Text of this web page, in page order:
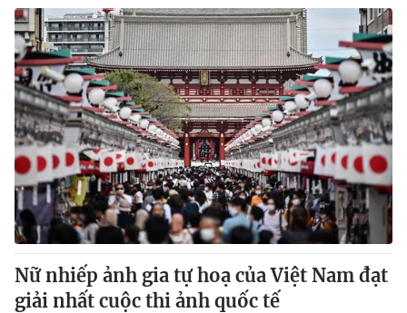
Nữ nhiếp ảnh gia tự hoạ của Việt Nam đạt
giải nhất cuộc thi ảnh quốc tế